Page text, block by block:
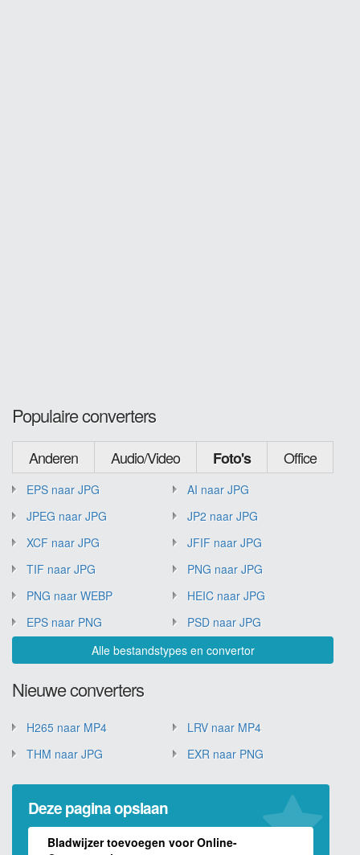
Populaire converters
Anderen Audio/Video Foto's Office
EPS naar JPG
AI naar JPG
JPEG naar JPG
JP2 naar JPG
XCF naar JPG
JFIF naar JPG
TIF naar JPG
PNG naar JPG
PNG naar WEBP
HEIC naar JPG
EPS naar PNG
PSD naar JPG
Alle bestandstypes en convertor
Nieuwe converters
H265 naar MP4
LRV naar MP4
THM naar JPG
EXR naar PNG
Deze pagina opslaan
Bladwijzer toevoegen voor Online-